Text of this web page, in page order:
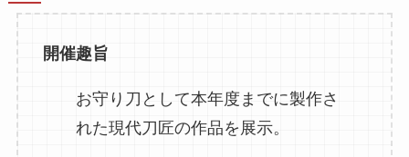
開催趣旨
お守り刀として本年度までに製作さ
れた現代刀匠の作品を展示。